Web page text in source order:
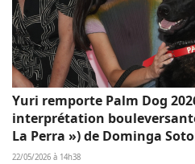
Yuri remporte Palm Dog
interprétation
La Perra ») de Dominga
22/05/2026 à 14h38